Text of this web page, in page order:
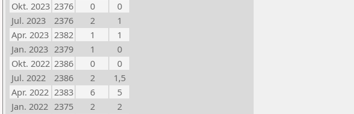
Okt. 2023 2376 0
0
Jul. 2023
2376 2
1
Apr. 2023 2382 1
1
Jan. 2023 2379 1
0
Okt. 2022 2386 0
0
Jul. 2022
2386 2
1,5
Apr. 2022 2383 6
5
Jan. 2022 2375 2
2